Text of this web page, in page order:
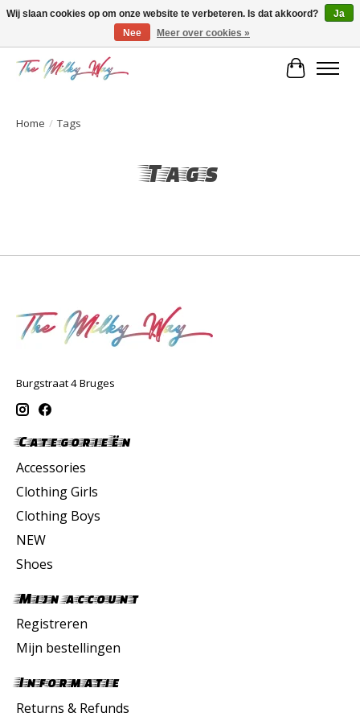
Home / Tags
Tags
Burgstraat 4 Bruges
Categorieën
Accessories
Clothing Girls
Clothing Boys
NEW
Shoes
Mijn account
Registreren
Mijn bestellingen
Informatie
Returns & Refunds
Wij slaan cookies op om onze website te verbeteren. Is dat akkoord?
Ja
Nee
Meer over cookies »